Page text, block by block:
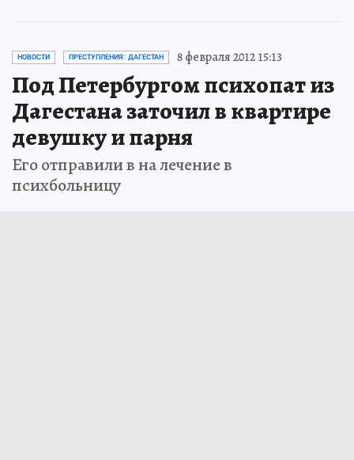
НОВОСТИ ПРЕСТУПЛЕНИЯ: ДАГЕСТАН 8 февраля 2012 15:13
Под Петербургом психопат из
Дагестана заточил в квартире
девушку и парня
Его отправили в на лечение в
психбольницу